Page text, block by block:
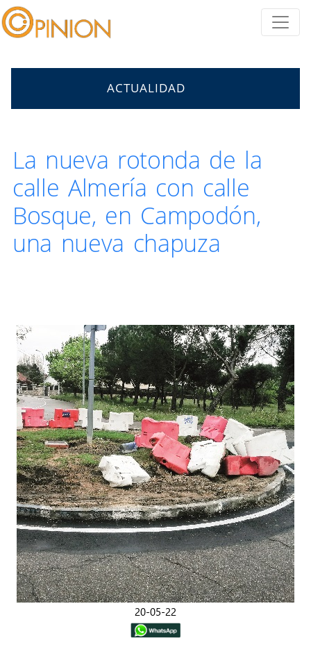
ACTUALIDAD
La nueva rotonda de la
calle Almería con calle
Bosque, en Campodón,
una nueva chapuza
20-05-22